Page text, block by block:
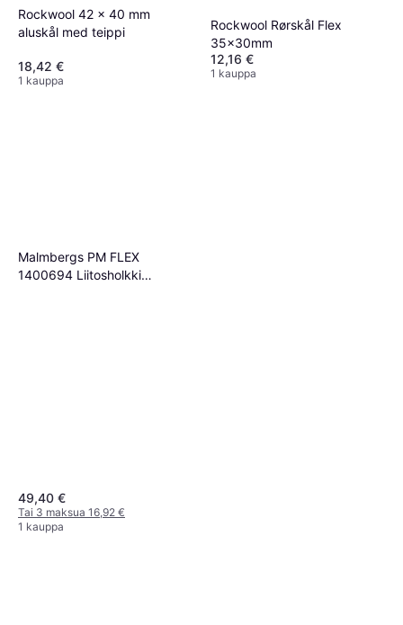
Rockwool 42 x 40 mm
aluskål med teippi
18,42 €
1 kauppa
Rockwool Rørskål Flex
35x30mm
12,16 €
1 kauppa
Malmbergs PM FLEX
1400694 Liitosholkki
49,40 €
Tai 3 maksua 16,92 €
1 kauppa